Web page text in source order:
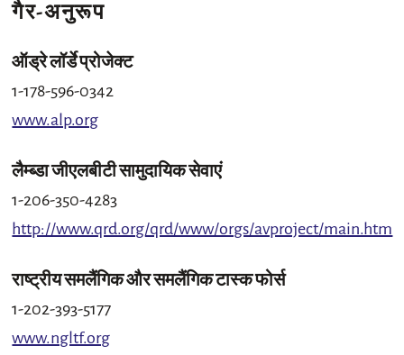
गैर-अनुरूप
ऑड्रे लॉर्डे प्रोजेक्ट
1-178-596-0342
www.alp.org
लैम्ब्डा जीएलबीटी सामुदायिक सेवाएं
1-206-350-4283
http://www.qrd.org/qrd/www/orgs/avproject/main.htm
राष्ट्रीय समलैंगिक और समलैंगिक टास्क फोर्स
1-202-393-5177
www.ngltf.org